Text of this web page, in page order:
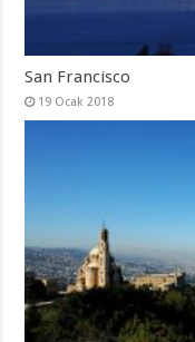
San Francisco
19 Ocak 2018